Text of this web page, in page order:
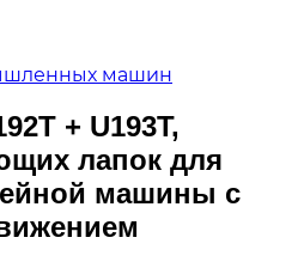
машин
+ U193T,
лапок для
машины с